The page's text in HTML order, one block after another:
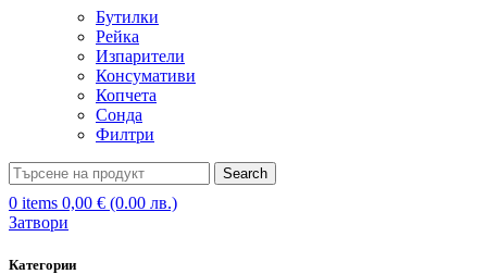
Бутилки
Рейка
Изпарители
Консумативи
Копчета
Сонда
Филтри
Search
0 items 0,00 € (0.00 лв.)
Затвори
Категории